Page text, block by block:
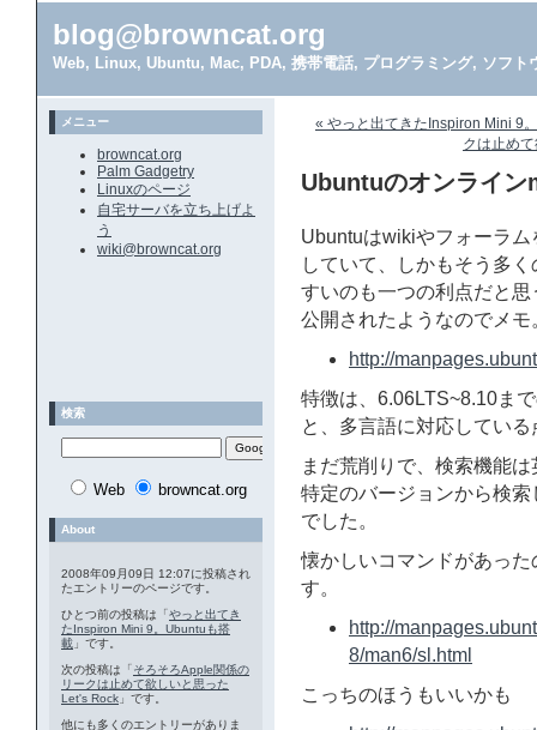
blog@browncat.org
Web, Linux, Ubuntu, Mac, PDA, 携帯電話, プログラミング, ソフト
« やっと出てきたInspiron Mini 9
クは止め
Ubuntuのオンライン
Ubuntuはwikiやフォーラ
していて、しかもそう多
すいのも一つの利点だと
公開されたようなのでメモ
http://
特徴は、6.06LTS~8.10ま
と、多言語に対応している
まだ荒削りで、検索機能
特定のバージョンから検
でした。
懐かしいコマンドがあっ
す。
http://
8/man6/sl.html
こっちのほうもいいかも
メニュー
browncat.org
Palm Gadgetry
Linuxのページ
自宅サーバを立ち上げよ
う
wiki@browncat.org
検索
Web browncat.org
About
2008年09月09日 12:07に投稿され
たエントリーのページです。
ひとつ前の投稿は「やっと出てき
たInspiron Mini 9。Ubuntuも搭
載 」です。
次の投稿は「そろそろApple関係の
リークは止めて欲しいと思った
Let's Rock 」です。
他にも多くのエントリーがありま